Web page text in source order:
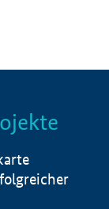
Info